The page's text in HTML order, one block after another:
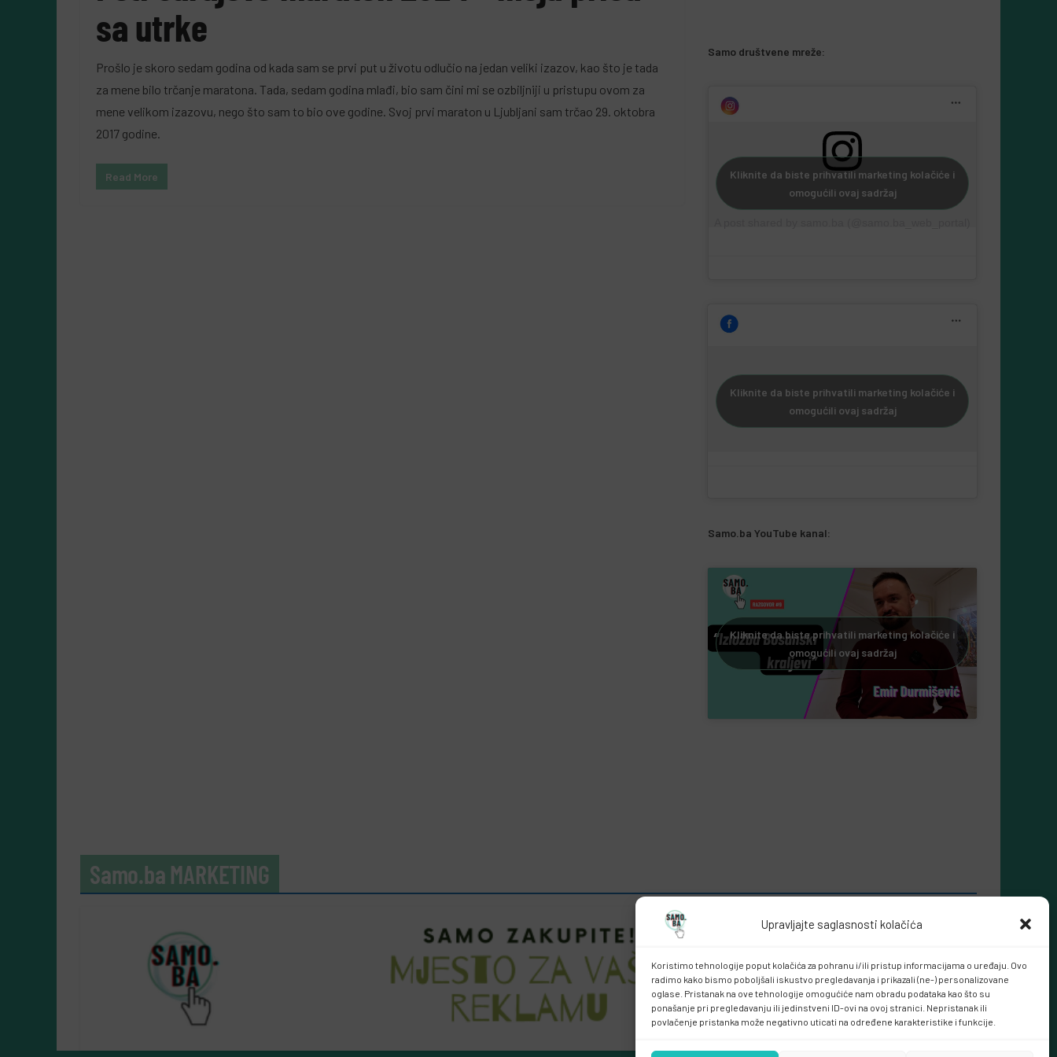
Upravljajte saglasnosti kolačića
Koristimo tehnologije poput kolačića za pohranu i/ili pristup informacijama o uređaju. Ovo
radimo kako bismo poboljšali iskustvo pregledavanja i prikazali (ne-) personalizovane
oglase. Pristanak na ove tehnologije omogućiće nam obradu podataka kao što su
ponašanje pri pregledavanju ili jedinstveni ID-ovi na ovoj stranici. Nepristanak ili
povlačenje pristanka može negativno uticati na određene karakteristike i funkcije.
sa utrke
Prošlo je skoro sedam godina od kada sam se prvi put u životu odlučio na jedan veliki izazov, kao što je tada
za mene bilo trčanje maratona. Tada, sedam godina mlađi, bio sam čini mi se ozbiljniji u pristupu ovom za
mene velikom izazovu, nego što sam to bio ove godine. Svoj prvi maraton u Ljubljani sam trčao 29. oktobra
2017 godine.
Read More
Samo društvene mreže:
Kliknite da biste prihvatili marketing kolačiće i
omogućili ovaj sadržaj
Kliknite da biste prihvatili marketing kolačiće i
omogućili ovaj sadržaj
Samo.ba YouTube kanal:
Kliknite da biste prihvatili marketing kolačiće i
omogućili ovaj sadržaj
Samo.ba MARKETING